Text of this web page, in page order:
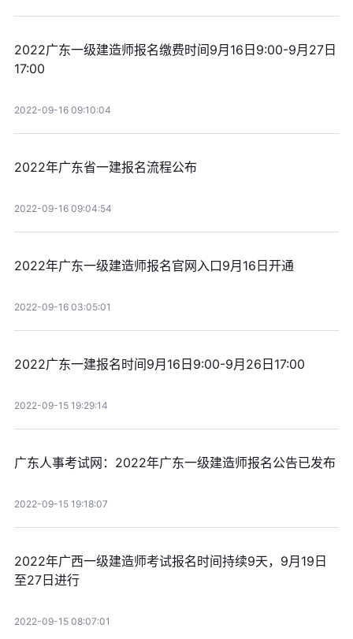
2022广东一级建造师报名缴费时间9月16日9:00-9月27日
17:00
2022-09-16 09:10:04
2022年广东省一建报名流程公布
2022-09-16 09:04:54
2022年广东一级建造师报名官网入口9月16日开通
2022-09-16 03:05:01
2022广东一建报名时间9月16日9:00-9月26日17:00
2022-09-15 19:29:14
广东人事考试网：2022年广东一级建造师报名公告已发布
2022-09-15 19:18:07
2022年广西一级建造师考试报名时间持续9天，9月19日
至27日进行
2022-09-15 08:07:01